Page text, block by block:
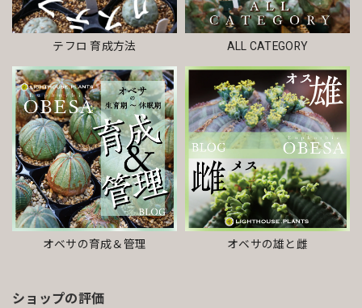
テフロ 育成方法 ALL CATEGORY
オベサの育成＆管理 オベサの雄と雌
ショップの評価